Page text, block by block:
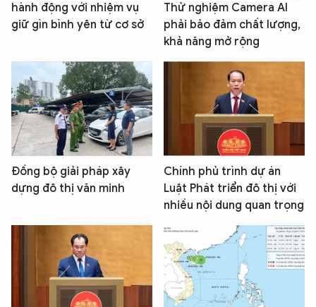
hành động với nhiệm vụ
giữ gìn bình yên từ cơ sở
Thử nghiệm Camera AI
phải bảo đảm chất lượng,
khả năng mở rộng
Đồng bộ giải pháp xây
dựng đô thị văn minh
Chính phủ trình dự án
Luật Phát triển đô thị với
nhiều nội dung quan trọng